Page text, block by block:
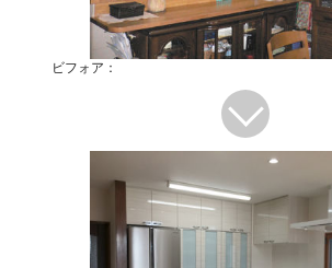
ビフォア：